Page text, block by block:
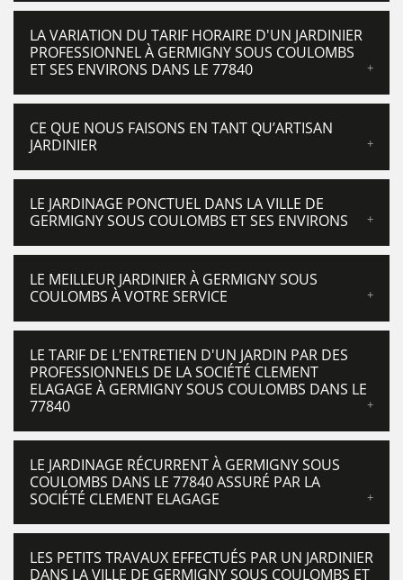
LA VARIATION DU TARIF HORAIRE D'UN JARDINIER
PROFESSIONNEL À GERMIGNY SOUS COULOMBS
ET SES ENVIRONS DANS LE 77840
CE QUE NOUS FAISONS EN TANT QU’ARTISAN
JARDINIER
LE JARDINAGE PONCTUEL DANS LA VILLE DE
GERMIGNY SOUS COULOMBS ET SES ENVIRONS
LE MEILLEUR JARDINIER À GERMIGNY SOUS
COULOMBS À VOTRE SERVICE
LE TARIF DE L'ENTRETIEN D'UN JARDIN PAR DES
PROFESSIONNELS DE LA SOCIÉTÉ CLEMENT
ELAGAGE À GERMIGNY SOUS COULOMBS DANS LE
77840
LE JARDINAGE RÉCURRENT À GERMIGNY SOUS
COULOMBS DANS LE 77840 ASSURÉ PAR LA
SOCIÉTÉ CLEMENT ELAGAGE
LES PETITS TRAVAUX EFFECTUÉS PAR UN JARDINIER
DANS LA VILLE DE GERMIGNY SOUS COULOMBS ET